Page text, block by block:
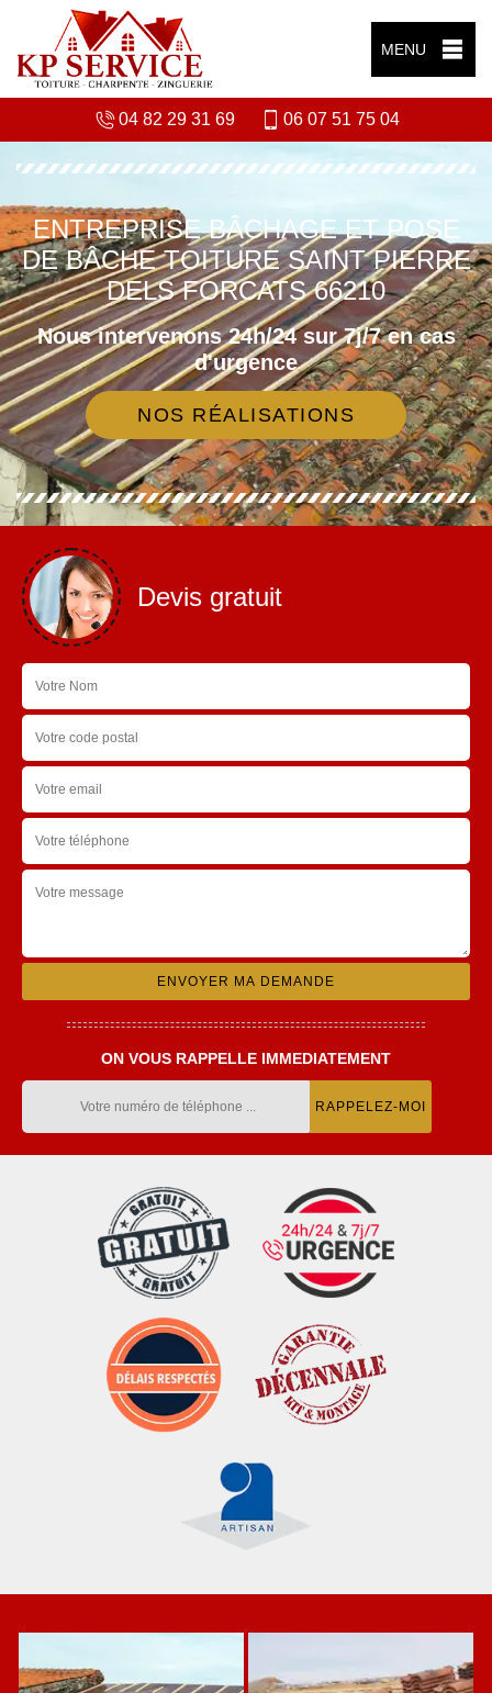
MENU
04 82 29 31 69 06 07 51 75 04
ENTREPRISE BÂCHAGE ET POSE
DE BÂCHE TOITURE SAINT PIERRE
DELS FORCATS 66210
Nous intervenons 24h/24 sur 7j/7 en cas
d'urgence
NOS RÉALISATIONS
Devis gratuit
ON VOUS RAPPELLE IMMEDIATEMENT